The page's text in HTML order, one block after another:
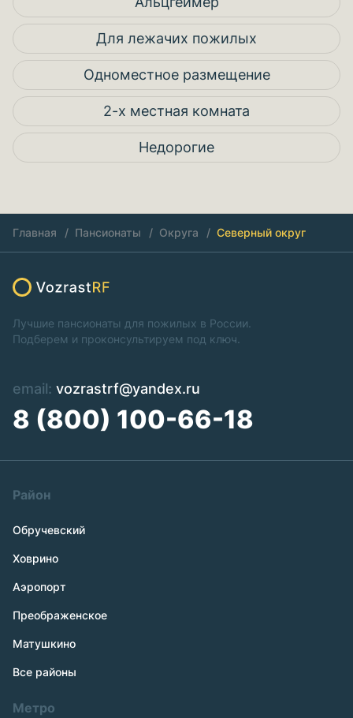
Для лежачих пожилых
Одноместное размещение
2-х местная комната
Недорогие
Главная Пансионаты Округа Северный округ
Лучшие пансионаты для пожилых в России.
Подберем и проконсультируем под ключ.
email: vozrastrf@yandex.ru
8 (800) 100-66-18
Район
Обручевский
Ховрино
Аэропорт
Преображенское
Матушкино
Все районы
Метро